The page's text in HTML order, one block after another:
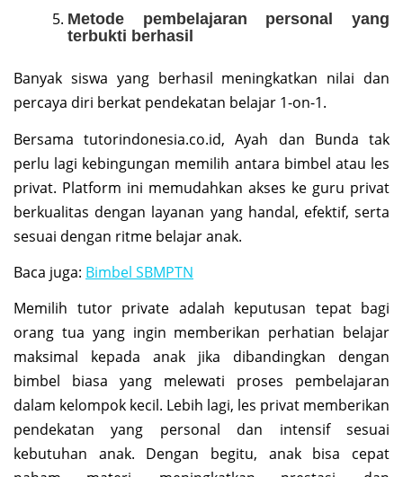
Metode pembelajaran personal yang
terbukti berhasil
Banyak siswa yang berhasil meningkatkan nilai dan
percaya diri berkat pendekatan belajar 1-on-1.
Bersama tutorindonesia.co.id, Ayah dan Bunda tak
perlu lagi kebingungan memilih antara bimbel atau les
privat. Platform ini memudahkan akses ke guru privat
berkualitas dengan layanan yang handal, efektif, serta
sesuai dengan ritme belajar anak.
Baca juga: Bimbel SBMPTN
Memilih tutor private adalah keputusan tepat bagi
orang tua yang ingin memberikan perhatian belajar
maksimal kepada anak jika dibandingkan dengan
bimbel biasa yang melewati proses pembelajaran
dalam kelompok kecil. Lebih lagi, les privat memberikan
pendekatan yang personal dan intensif sesuai
kebutuhan anak. Dengan begitu, anak bisa cepat